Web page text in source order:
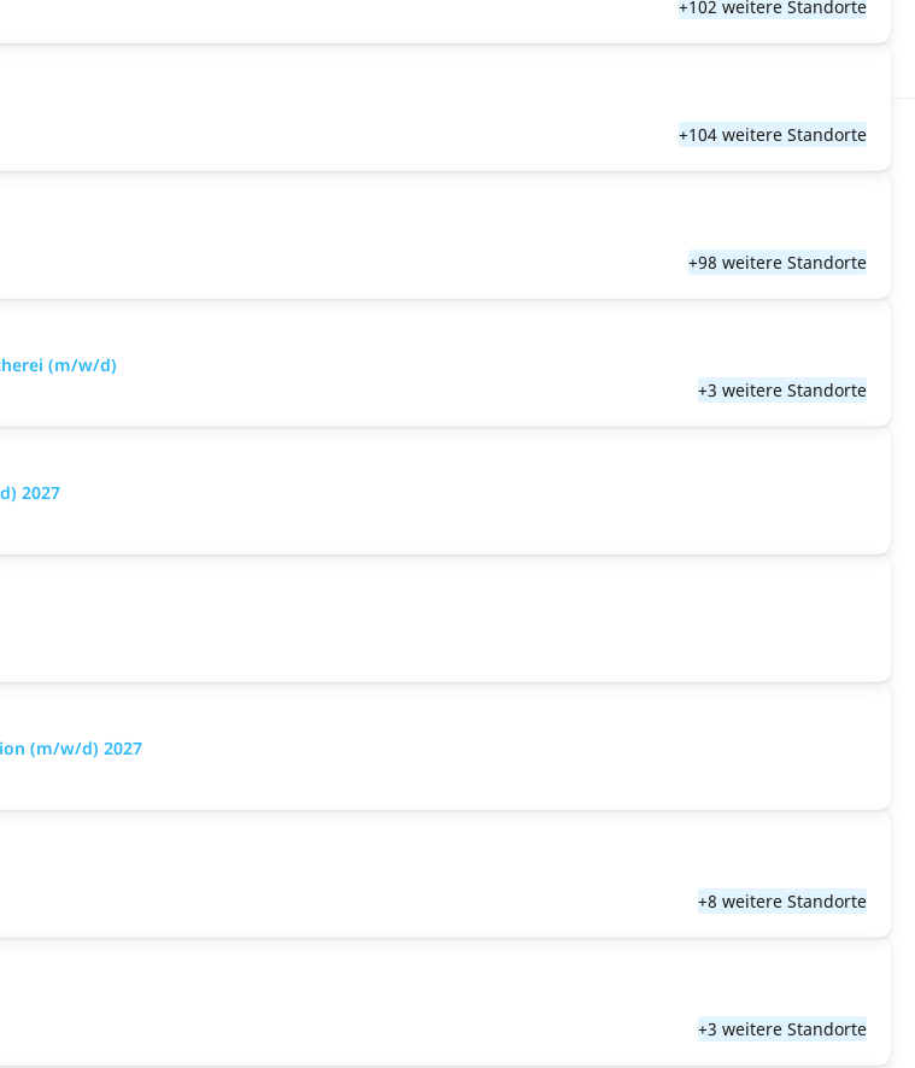
+102 weitere Standorte
+104 weitere Standorte
+98 weitere Standorte
(m/w/d)
+3 weitere Standorte
2027
(m/w/d) 2027
+8 weitere Standorte
+3 weitere Standorte